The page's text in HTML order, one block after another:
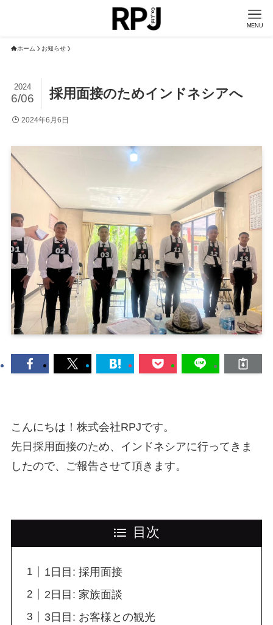
MENU
ホーム お知らせ
採用面接のためインドネシアへ
2024
6/06
2024年6月6日
こんにちは！株式会社RPJです。
先日採用面接のため、インドネシアに行ってきま
したので、ご報告させて頂きます。
目次
1日目: 採用面接
2日目: 家族面談
3日目: お客様との観光